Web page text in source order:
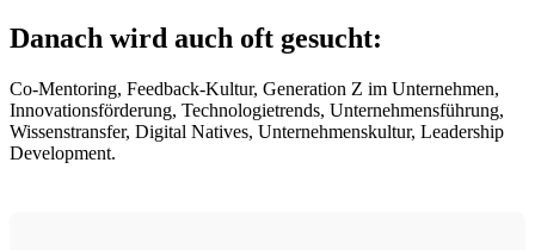
Danach wird auch oft gesucht:
Co-Mentoring, Feedback-Kultur, Generation Z im Unternehmen,
Innovationsförderung, Technologietrends, Unternehmensführung,
Wissenstransfer, Digital Natives, Unternehmenskultur, Leadership
Development.